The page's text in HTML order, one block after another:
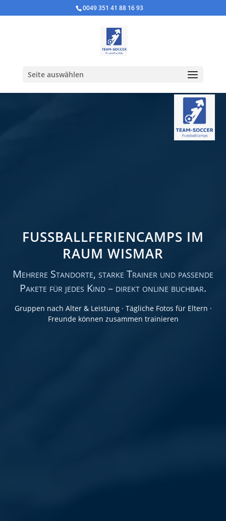
0049 351 41 88 16 93
Seite auswählen
FUSSBALLFERIENCAMPS IM R
AUM WISMAR
Mehrere Standorte, starke Trainer und passende
Pakete für jedes Kind – direkt online buchbar.
Gruppen nach Alter & Leistung · Tägliche Fotos für Eltern ·
Freunde können zusammen trainieren